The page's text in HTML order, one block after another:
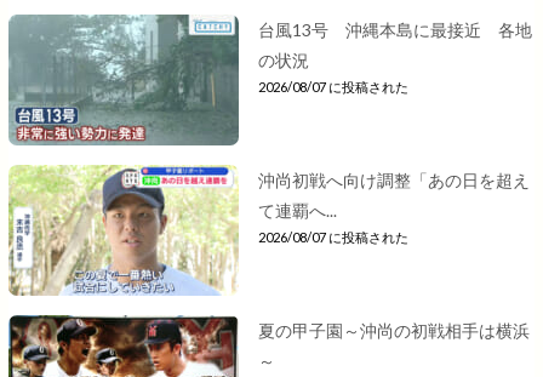
台風13号 沖縄本島に最接近 各地
の状況
2026/08/07 に投稿された
沖尚初戦へ向け調整「あの日を超え
て連覇へ...
2026/08/07 に投稿された
夏の甲子園～沖尚の初戦相手は横浜
～